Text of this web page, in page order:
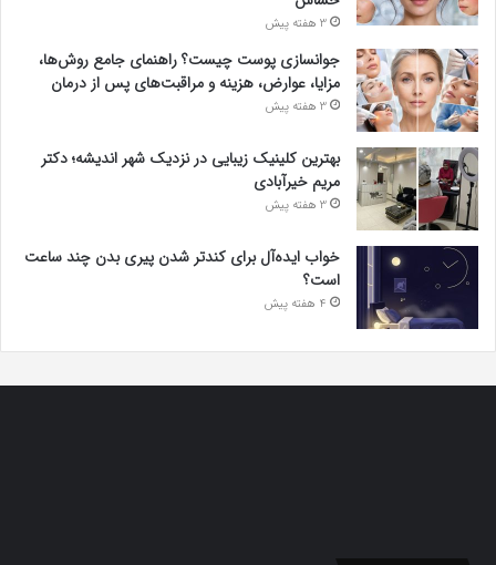
3 هفته پیش
جوانسازی پوست چیست؟ راهنمای جامع روش‌ها،
مزایا، عوارض، هزینه و مراقبت‌های پس از درمان
3 هفته پیش
بهترین کلینیک زیبایی در نزدیک شهر اندیشه؛ دکتر
مریم خیرآبادی
3 هفته پیش
خواب ایده‌آل برای کندتر شدن پیری بدن چند ساعت
است؟
4 هفته پیش